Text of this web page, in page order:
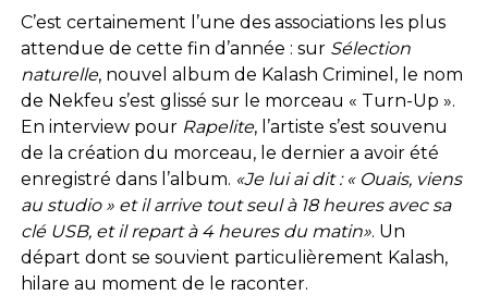
C’est certainement l’une des associations les plus
attendue de cette fin d’année : sur Sélection
naturelle, nouvel album de Kalash Criminel, le nom
de Nekfeu s’est glissé sur le morceau « Turn-Up ».
En interview pour Rapelite, l’artiste s’est souvenu
de la création du morceau, le dernier a avoir été
enregistré dans l’album. «Je lui ai dit : « Ouais, viens
au studio » et il arrive tout seul à 18 heures avec sa
clé USB, et il repart à 4 heures du matin». Un
départ dont se souvient particulièrement Kalash,
hilare au moment de le raconter.